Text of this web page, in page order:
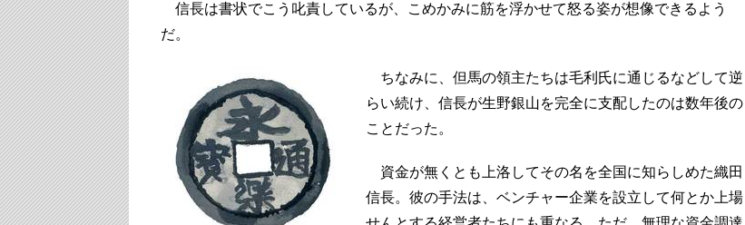
信長は書状でこう叱責しているが、こめかみに筋を浮かせて怒る姿が想像できるよう
だ。
ちなみに、但馬の領主たちは毛利氏に通じるなどして逆
らい続け、信長が生野銀山を完全に支配したのは数年後の
ことだった。
資金が無くとも上洛してその名を全国に知らしめた織田
信長。彼の手法は、ベンチャー企業を設立して何とか上場